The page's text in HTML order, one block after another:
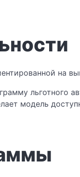
на
льготного
модель